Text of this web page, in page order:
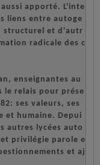
apporté. L'inte
liens entre autoge
structurel et d'autr
radicale des c
enseignantes au
le relais pour prése
ses valeurs, ses
et humaine. Depui
autres lycées auto
et privilégie parole e
et aj